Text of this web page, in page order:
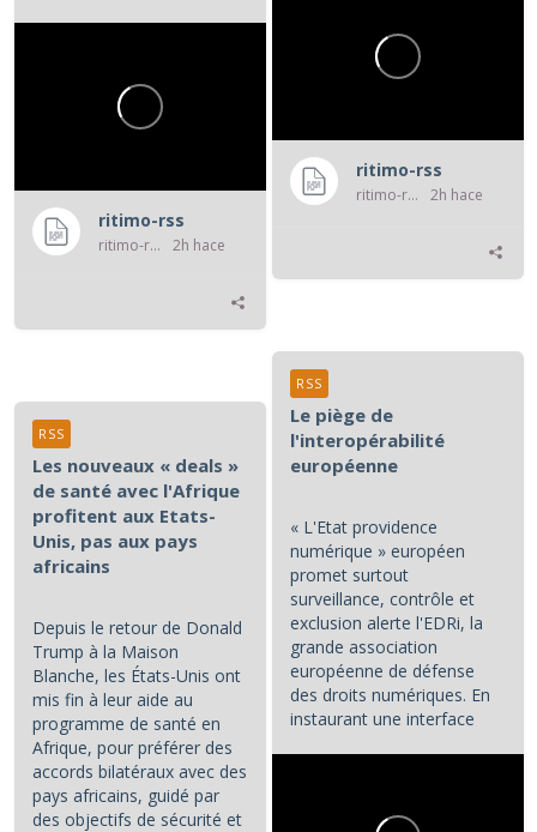
ritimo-rss
ritimo-rss 2h hace
ritimo-rss
ritimo-rss 2h hace
Le piège de
l'interopérabilité
européenne
« L'Etat providence
numérique » européen
promet surtout
surveillance, contrôle et
exclusion alerte l'EDRi, la
grande association
européenne de défense
des droits numériques. En
instaurant une interface
RSS
Les nouveaux « deals »
de santé avec l'Afrique
profitent aux Etats-
Unis, pas aux pays
africains
Depuis le retour de Donald
Trump à la Maison
Blanche, les États-Unis ont
mis fin à leur aide au
programme de santé en
Afrique, pour préférer des
accords bilatéraux avec des
pays africains, guidé par
des objectifs de sécurité et
RSS